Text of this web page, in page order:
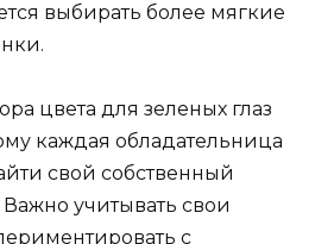
выбирать более мягкие
цвета для зеленых глаз
каждая обладательница
свой собственный
учитывать свои
с